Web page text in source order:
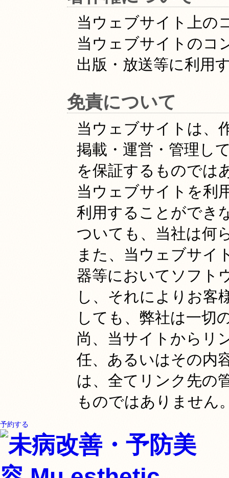
当ウェブサイト上の
当ウェブサイトのコ
出版・放送等に利用
免責について
当ウェブサイトは、
掲載・運営・管理し
を保証するものでは
当ウェブサイトを利
利用することができ
ついても、当社は何
また、当ウェブサイ
器等においてソフト
し、それによりお客
しても、弊社は一切
尚、当サイトからリ
任、あるいはその内
は、全てリンク先の
ものではありません
予約する